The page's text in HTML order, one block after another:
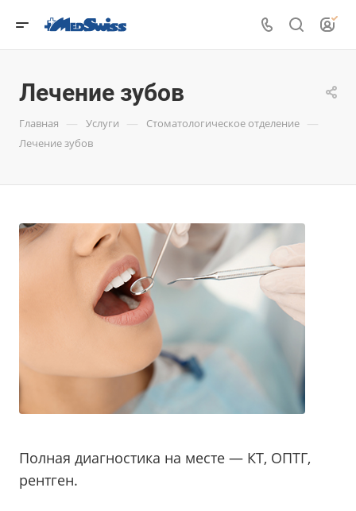
Лечение зубов
Главная — Услуги — Стоматологическое отделение —
Лечение зубов
Полная диагностика на месте — КТ, ОПТГ,
рентген.